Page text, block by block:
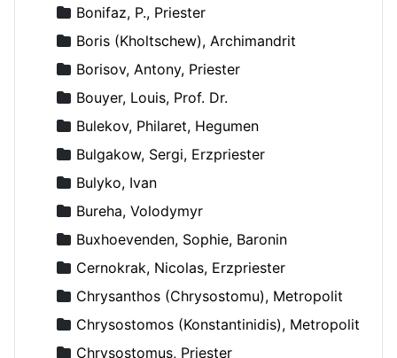
Bonifaz, P., Priester
Boris (Kholtschew), Archimandrit
Borisov, Antony, Priester
Bouyer, Louis, Prof. Dr.
Bulekov, Philaret, Hegumen
Bulgakow, Sergi, Erzpriester
Bulyko, Ivan
Bureha, Volodymyr
Buxhoevenden, Sophie, Baronin
Cernokrak, Nicolas, Erzpriester
Chrysanthos (Chrysostomu), Metropolit
Chrysostomos (Konstantinidis), Metropolit
Chrysostomus, Priester